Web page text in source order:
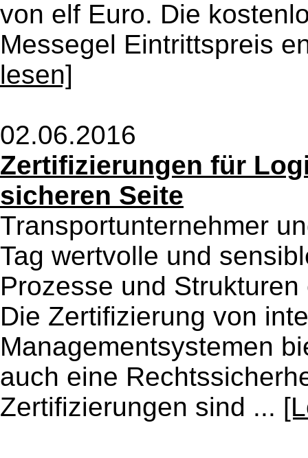
von elf Euro. Die
Messegel Eintrittspreis
lesen]
02.06.2016
Zertifizierungen für
sicheren Seite
Transportunternehmer
Tag wertvolle und
Prozesse und
Die Zertifizierung von
Managementsystemen
auch eine
Zertifizierungen sind ...